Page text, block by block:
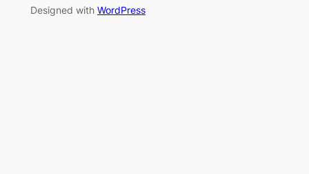
Designed with WordPress